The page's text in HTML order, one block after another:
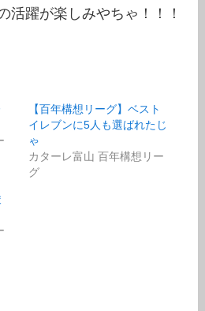
活躍が楽しみやちゃ！！！
【百年構想リーグ】ベスト
イレブンに5人も選ばれたじ
ゃ
カターレ富山 百年構想リー
グ